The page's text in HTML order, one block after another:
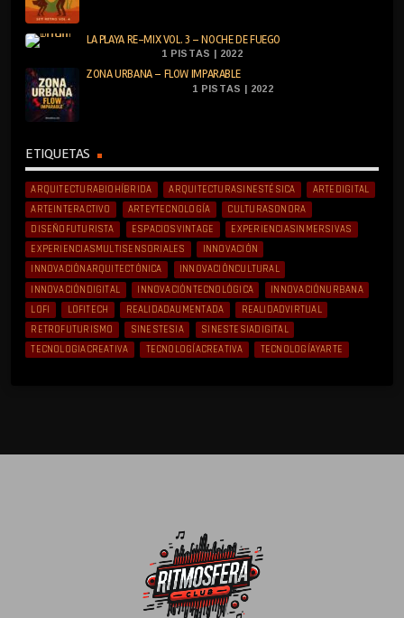
LA PLAYA RE-MIX VOL. 3 – NOCHE DE FUEGO
1 PISTAS | 2022
ZONA URBANA – FLOW IMPARABLE
1 PISTAS | 2022
ETIQUETAS
ARQUITECTURABIOHÍBRIDA ARQUITECTURASINESTÉSICA
ARTEDIGITAL
ARTEINTERACTIVO
ARTEYTECNOLOGÍA
CULTURASONORA
DISEÑOFUTURISTA
ESPACIOSVINTAGE
EXPERIENCIASINMERSIVAS
EXPERIENCIASMULTISENSORIALES
INNOVACIÓN
INNOVACIÓNARQUITECTÓNICA
INNOVACIÓNCULTURAL
INNOVACIÓNDIGITAL
INNOVACIÓNTECNOLÓGICA
INNOVACIÓNURBANA
LOFI
LOFITECH REALIDADAUMENTADA
REALIDADVIRTUAL
RETROFUTURISMO
SINESTESIA
SINESTESIADIGITAL
TECNOLOGIACREATIVA
TECNOLOGÍACREATIVA TECNOLOGÍAYARTE